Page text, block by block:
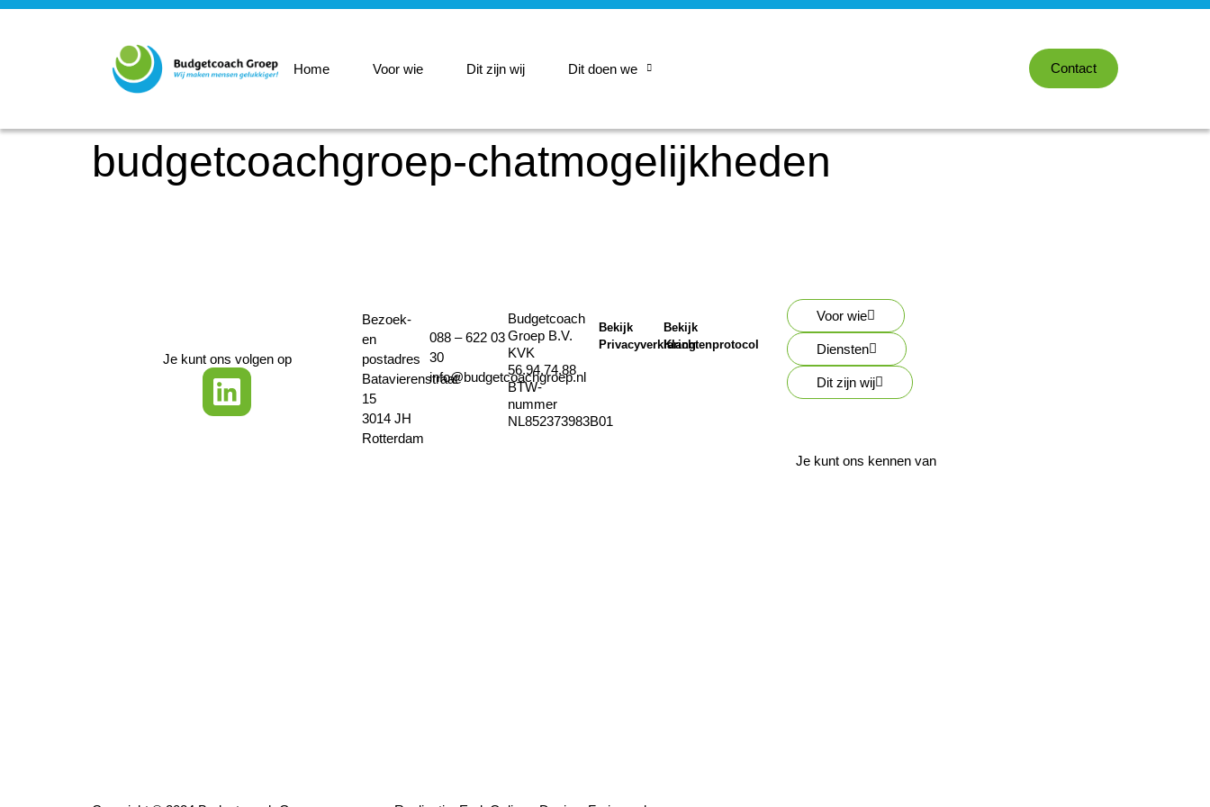
Home Voor wie Dit zijn wij Dit doen we Contact
budgetcoachgroep-chatmogelijkheden
Je kunt ons volgen op
Bezoek-
en
postadres
Batavierenstraat
15
3014 JH
Rotterdam
088 – 622 03
30
info@budgetcoachgroep.nl
Budgetcoach
Groep B.V.
KVK
56.94.74.88
BTW-
nummer
NL852373983B01
Bekijk
Privacyverklaring
Bekijk
Klachtenprotocol
Voor wie
Diensten
Dit zijn wij
Je kunt ons kennen van